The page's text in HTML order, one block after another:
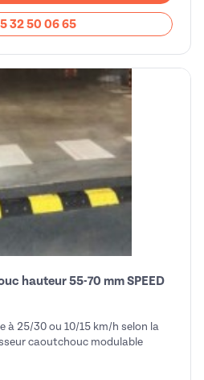
32 50 06 65
hauteur 55-70 mm SPEED
à 25/30 ou 10/15 km/h selon la
caoutchouc modulable